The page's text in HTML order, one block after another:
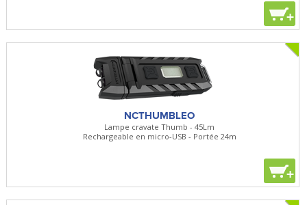
+
NCTHUMBLEO
Lampe cravate Thumb - 45Lm
Rechargeable en micro-USB - Portée 24m
+